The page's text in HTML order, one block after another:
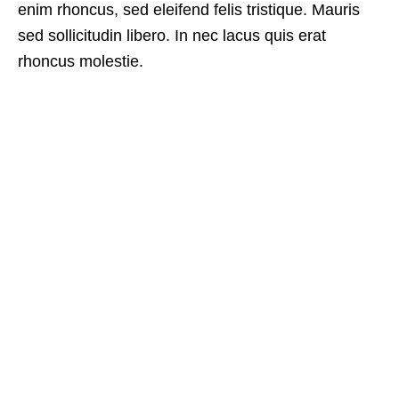
enim rhoncus, sed eleifend felis tristique. Mauris
sed sollicitudin libero. In nec lacus quis erat
rhoncus molestie.